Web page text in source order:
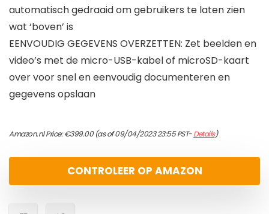
automatisch gedraaid om gebruikers te laten zien
wat ‘boven’ is
EENVOUDIG GEGEVENS OVERZETTEN: Zet beelden en
video’s met de micro-USB-kabel of microSD-kaart
over voor snel en eenvoudig documenteren en
gegevens opslaan
Amazon.nl Price:€399.00(as of 09/04/2023 23:55 PST-Details)
CONTROLEER OP AMAZON